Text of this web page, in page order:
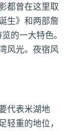
都曾在这里取
生》和两部詹
的一大特色。
风光。夜宿风
代表米湖地
轻重的地位，